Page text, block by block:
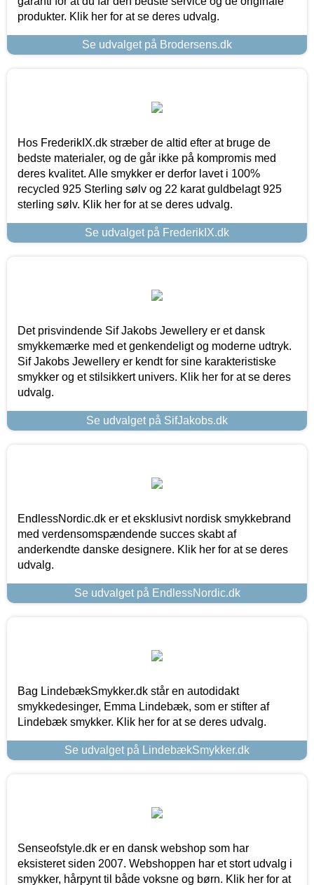
produkter. Klik her for at se deres udvalg.
Se udvalget på Brodersens.dk
Hos FrederikIX.dk stræber de altid efter at bruge de
bedste materialer, og de går ikke på kompromis med
deres kvalitet. Alle smykker er derfor lavet i 100%
recycled 925 Sterling sølv og 22 karat guldbelagt 925
sterling sølv. Klik her for at se deres udvalg.
Se udvalget på FrederikIX.dk
Det prisvindende Sif Jakobs Jewellery er et dansk
smykkemærke med et genkendeligt og moderne udtryk.
Sif Jakobs Jewellery er kendt for sine karakteristiske
smykker og et stilsikkert univers. Klik her for at se deres
udvalg.
Se udvalget på SifJakobs.dk
EndlessNordic.dk er et eksklusivt nordisk smykkebrand
med verdensomspændende succes skabt af
anderkendte danske designere. Klik her for at se deres
udvalg.
Se udvalget på EndlessNordic.dk
Bag LindebækSmykker.dk står en autodidakt
smykkedesinger, Emma Lindebæk, som er stifter af
Lindebæk smykker. Klik her for at se deres udvalg.
Se udvalget på LindebækSmykker.dk
Senseofstyle.dk er en dansk webshop som har
eksisteret siden 2007. Webshoppen har et stort udvalg i
smykker, hårpynt til både voksne og børn. Klik her for at